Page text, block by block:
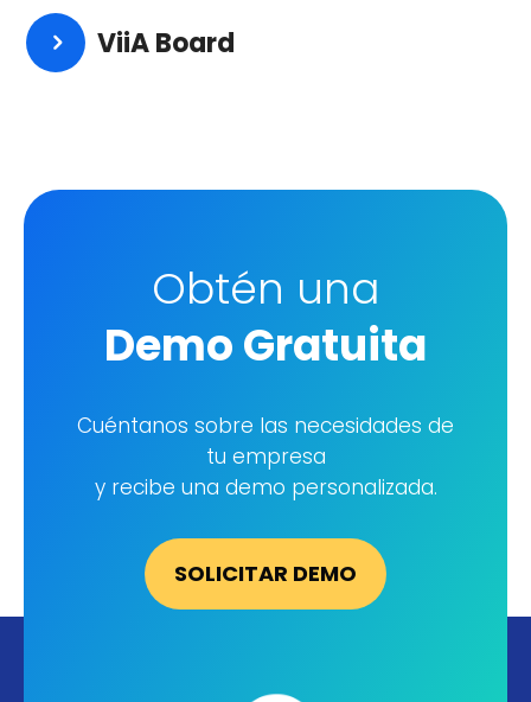
ViiA Board
Obtén una
Demo Gratuita
Cuéntanos sobre las necesidades de
tu empresa
y recibe una demo personalizada.
SOLICITAR DEMO